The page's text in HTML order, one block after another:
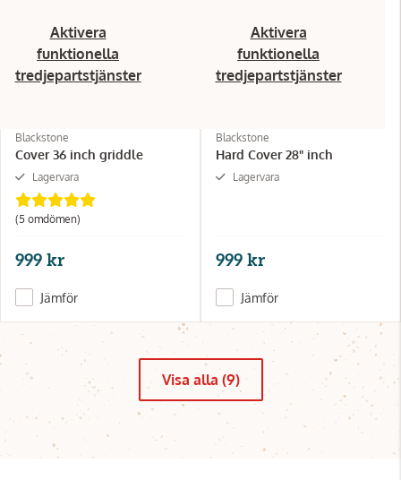
Aktivera
funktionella
tredjepartstjänster
Blackstone
Cover 36 inch griddle
Lagervara
(5 omdömen)
999 kr
Jämför
Aktivera
funktionella
tredjepartstjänster
Blackstone
Hard Cover 28" inch
Lagervara
999 kr
Jämför
Visa alla (9)